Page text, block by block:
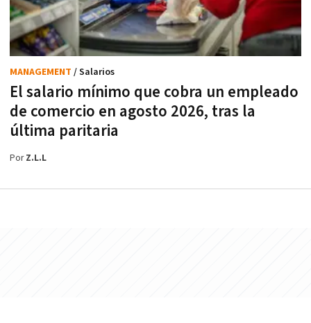
El salario mínimo que cobra un empleado
de comercio en agosto 2026, tras la
última paritaria
MANAGEMENT / Salarios
PorZ.L.L